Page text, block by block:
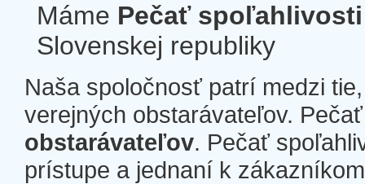
Máme Pečať spoľahlivosti
Slovenskej republiky
Naša spoločnosť patrí medzi
verejných obstarávateľov.
obstarávateľov. Pečať
prístupe a jednaní k